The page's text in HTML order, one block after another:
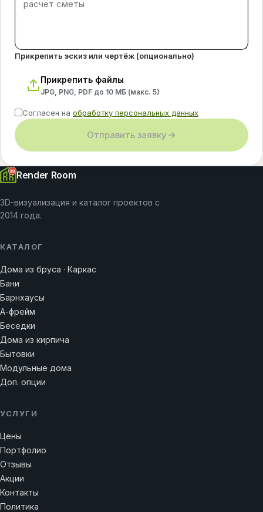
Прикрепить эскиз или чертёж (опционально)
Прикрепить файлы
JPG, PNG, PDF до 10 МБ (макс. 5)
Согласен на обработку персональных данных
Отправить заявку
Render Room
3D-визуализация и каталог проектов с
2014 года.
КАТАЛОГ
Дома из бруса · Каркас
Бани
Барнхаусы
А-фрейм
Беседки
Дома из кирпича
Бытовки
Модульные дома
Доп. опции
УСЛУГИ
Цены
Портфолио
Отзывы
Акции
Контакты
Политика